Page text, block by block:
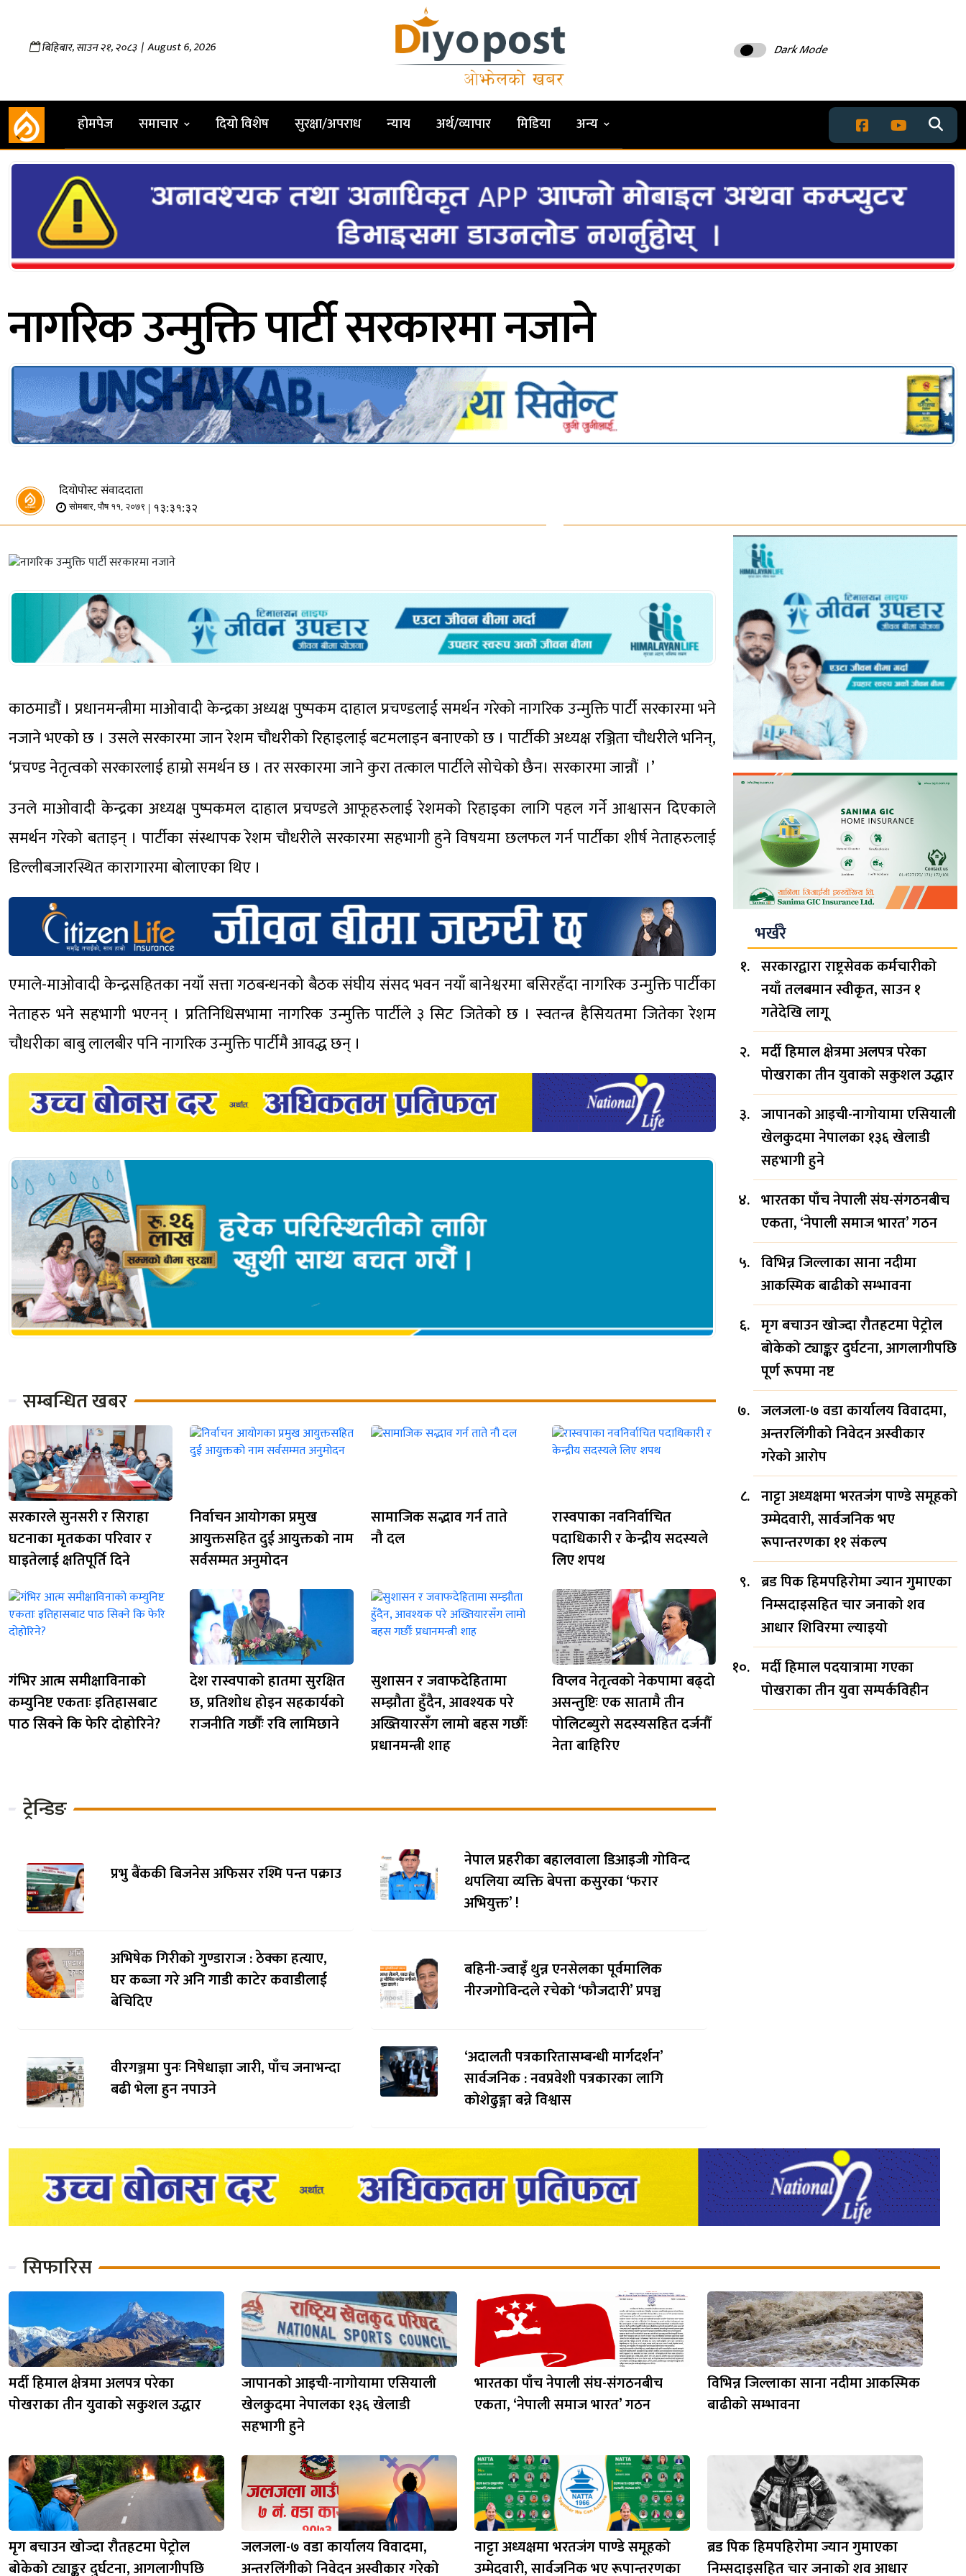
बिहिबार,साउन२१,२०८३| August 6, 2026 Dark Mode
होमपेज समाचार दियो विशेष सुरक्षा/अपराध न्याय अर्थ/व्यापार मिडिया अन्य
नागरिक उन्मुक्ति पार्टी सरकारमा नजाने
दियोपोस्ट संवाददाता
सोमबार, पौष ११, २०७९ | १३:३१:३२
काठमाडौं । प्रधानमन्त्रीमा माओवादी केन्द्रका अध्यक्ष पुष्पकम दाहाल प्रचण्डलाई समर्थन गरेको नागरिक उन्मुक्ति पार्टी सरकारमा भने
नजाने भएको छ । उसले सरकारमा जान रेशम चौधरीको रिहाइलाई बटमलाइन बनाएको छ । पार्टीकी अध्‍यक्ष रञ्जिता चौधरीले भनिन्,
‘प्रचण्ड नेतृत्वको सरकारलाई हाम्रो समर्थन छ । तर सरकारमा जाने कुरा तत्काल पार्टीले सोचेको छैन। सरकारमा जान्नौं ।’
उनले माओवादी केन्द्रका अध्‍यक्ष पुष्पकमल दाहाल प्रचण्डले आफूहरुलाई रेशमको रिहाइका लागि पहल गर्ने आश्वासन दिएकाले
समर्थन गरेको बताइन् । पार्टीका संस्थापक रेशम चौधरीले सरकारमा सहभागी हुने विषयमा छलफल गर्न पार्टीका शीर्ष नेताहरुलाई
डिल्लीबजारस्थित कारागारमा बोलाएका थिए ।
एमाले-माओवादी केन्द्रसहितका नयाँ सत्ता गठबन्धनको बैठक संघीय संसद भवन नयाँ बानेश्वरमा बसिरहँदा नागरिक उन्मुक्ति पार्टीका
नेताहरु भने सहभागी भएनन् । प्रतिनिधिसभामा नागरिक उन्मुक्ति पार्टीले ३ सिट जितेको छ । स्वतन्त्र हैसियतमा जितेका रेशम
चौधरीका बाबु लालबीर पनि नागरिक उन्मुक्ति पार्टीमै आवद्ध छन् ।
सम्बन्धित खबर
सरकारले सुनसरी र सिराहा
घटनाका मृतकका परिवार र
घाइतेलाई क्षतिपूर्ति दिने
निर्वाचन आयोगका प्रमुख
आयुक्तसहित दुई आयुक्तको नाम
सर्वसम्मत अनुमोदन
सामाजिक सद्भाव गर्न ताते
नौ दल
रास्वपाका नवनिर्वाचित
पदाधिकारी र केन्द्रीय सदस्यले
लिए शपथ
गंभिर आत्म समीक्षाविनाको
कम्युनिष्ट एकताः इतिहासबाट
पाठ सिक्ने कि फेरि दोहोरिने?
देश रास्वपाको हातमा सुरक्षित
छ, प्रतिशोध होइन सहकार्यको
राजनीति गर्छौंः रवि लामिछाने
सुशासन र जवाफदेहितामा
सम्झौता हुँदैन, आवश्यक परे
अख्तियारसँग लामो बहस गर्छौः
प्रधानमन्त्री शाह
विप्लव नेतृत्वको नेकपामा बढ्दो
असन्तुष्टिः एक सातामै तीन
पोलिटब्युरो सदस्यसहित दर्जनौँ
नेता बाहिरिए
ट्रेन्डिङ
प्रभु बैंककी बिजनेस अफिसर रश्मि पन्त पक्राउ
नेपाल प्रहरीका बहालवाला डिआइजी गोविन्द
थपलिया व्यक्ति बेपत्ता कसुरका ‘फरार
अभियुक्त’ !
अभिषेक गिरीको गुण्डाराज : ठेक्का हत्याए,
घर कब्जा गरे अनि गाडी काटेर कवाडीलाई
बेचिदिए
बहिनी-ज्वाइँ थुन्न एनसेलका पूर्वमालिक
नीरजगोविन्दले रचेको ‘फौजदारी’ प्रपञ्च
वीरगञ्जमा पुनः निषेधाज्ञा जारी, पाँच जनाभन्दा
बढी भेला हुन नपाउने
‘अदालती पत्रकारितासम्बन्धी मार्गदर्शन’
सार्वजनिक : नवप्रवेशी पत्रकारका लागि
कोशेढुङ्गा बन्ने विश्वास
भर्खरै
सरकारद्वारा राष्ट्रसेवक कर्मचारीको
नयाँ तलबमान स्वीकृत, साउन १
गतेदेखि लागू
मर्दी हिमाल क्षेत्रमा अलपत्र परेका
पोखराका तीन युवाको सकुशल उद्धार
जापानको आइची-नागोयामा एसियाली
खेलकुदमा नेपालका १३६ खेलाडी
सहभागी हुने
भारतका पाँच नेपाली संघ-संगठनबीच
एकता, ‘नेपाली समाज भारत’ गठन
विभिन्न जिल्लाका साना नदीमा
आकस्मिक बाढीको सम्भावना
मृग बचाउन खोज्दा रौतहटमा पेट्रोल
बोकेको ट्याङ्कर दुर्घटना, आगलागीपछि
पूर्ण रूपमा नष्ट
जलजला-७ वडा कार्यालय विवादमा,
अन्तरलिंगीको निवेदन अस्वीकार
गरेको आरोप
नाट्टा अध्यक्षमा भरतजंग पाण्डे समूहको
उम्मेदवारी, सार्वजनिक भए
रूपान्तरणका ११ संकल्प
ब्रड पिक हिमपहिरोमा ज्यान गुमाएका
निम्सदाइसहित चार जनाको शव
आधार शिविरमा ल्याइयो
मर्दी हिमाल पदयात्रामा गएका
पोखराका तीन युवा सम्पर्कविहीन
सिफारिस
मर्दी हिमाल क्षेत्रमा अलपत्र परेका
पोखराका तीन युवाको सकुशल उद्धार
जापानको आइची-नागोयामा एसियाली
खेलकुदमा नेपालका १३६ खेलाडी
सहभागी हुने
भारतका पाँच नेपाली संघ-संगठनबीच
एकता, ‘नेपाली समाज भारत’ गठन
विभिन्न जिल्लाका साना नदीमा आकस्मिक
बाढीको सम्भावना
मृग बचाउन खोज्दा रौतहटमा पेट्रोल
बोकेको ट्याङ्कर दुर्घटना, आगलागीपछि
जलजला-७ वडा कार्यालय विवादमा,
अन्तरलिंगीको निवेदन अस्वीकार गरेको
नाट्टा अध्यक्षमा भरतजंग पाण्डे समूहको
उम्मेदवारी, सार्वजनिक भए रूपान्तरणका
ब्रड पिक हिमपहिरोमा ज्यान गुमाएका
निम्सदाइसहित चार जनाको शव आधार